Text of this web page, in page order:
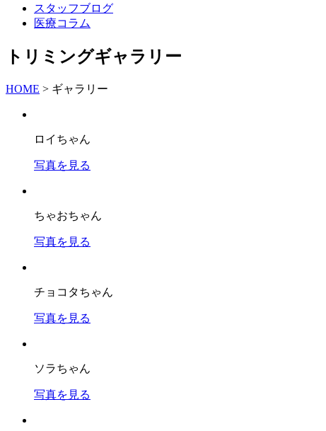
スタッフブログ
医療コラム
トリミングギャラリー
HOME > ギャラリー
ロイちゃん
写真を見る
ちゃおちゃん
写真を見る
チョコタちゃん
写真を見る
ソラちゃん
写真を見る